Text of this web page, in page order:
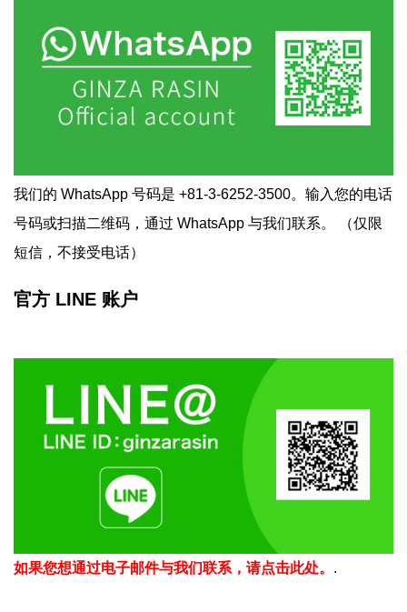
我们的 WhatsApp 号码是 +81-3-6252-3500。输入您的电话
号码或扫描二维码，通过 WhatsApp 与我们联系。 （仅限
短信，不接受电话）
官方 LINE 账户
如果您想通过电子邮件与我们联系，请点击此处。 .